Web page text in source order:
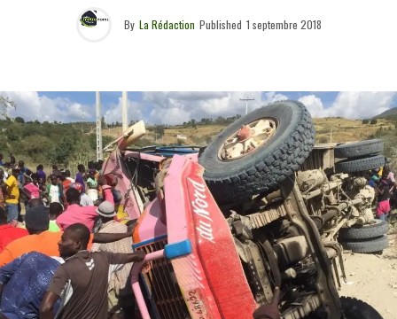
By La Rédaction Published 1 septembre 2018